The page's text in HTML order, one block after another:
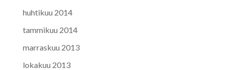
huhtikuu 2014
tammikuu 2014
marraskuu 2013
lokakuu 2013